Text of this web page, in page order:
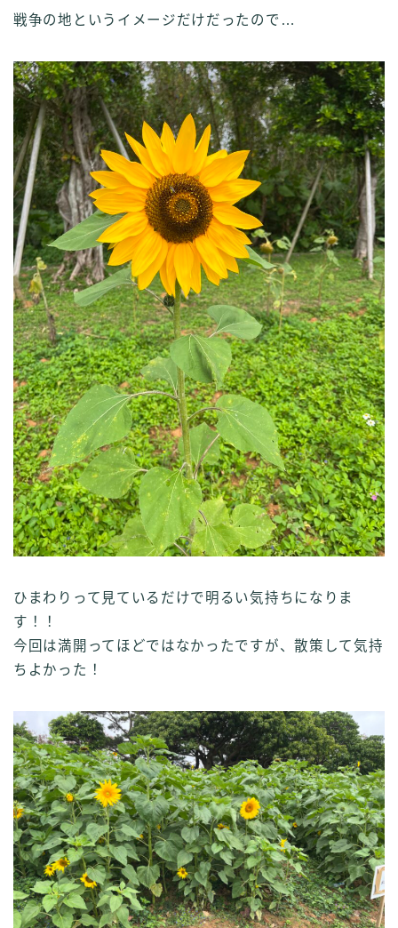
戦争の地というイメージだけだったので…
ひまわりって見ているだけで明るい気持ちになりま
す！！
今回は満開ってほどではなかったですが、散策して気持
ちよかった！